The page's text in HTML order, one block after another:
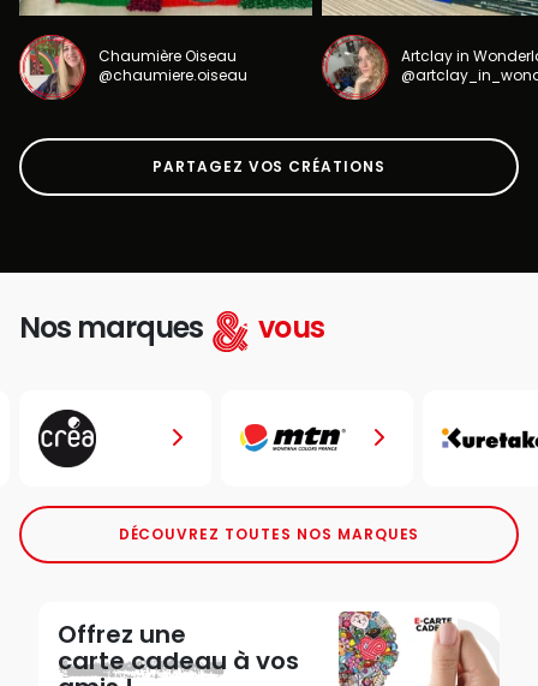
Chaumière Oiseau
@chaumiere.oiseau
Artclay in
PARTAGEZ VOS CRÉATIONS
Nos marques vous
DÉCOUVREZ TOUTES NOS MARQUES
Offrez une
carte cadeau à vos